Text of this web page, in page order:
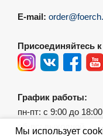
E-mail:
Присоединяйтесь
График работы:
пн-пт: с 9:00 до 18:00
сб-вс: выходной
Мы использует